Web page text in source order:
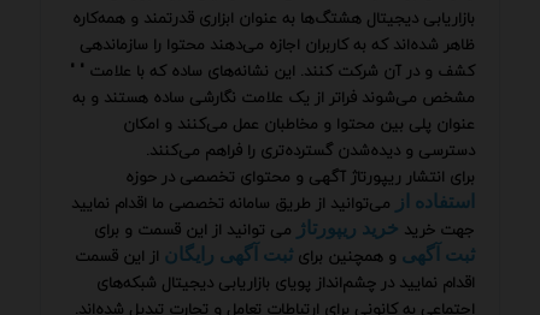
بازاریابی دیجیتال هشتگ‌ها به عنوان ابزاری قدرتمند و همه‌کاره
ظاهر شده‌اند که به کاربران اجازه می‌دهند محتوا را سازماندهی
کشف و در آن شرکت کنند. این نشانه‌های ساده که با علامت " "
مشخص می‌شوند فراتر از یک علامت نگارشی ساده هستند و به
عنوان پلی بین محتوا و مخاطبان عمل می‌کنند و امکان
دسترسی و دیده‌شدن گسترده‌تری را فراهم می‌کنند.
برای انتشار ریپورتاژ آگهی و محتوای تخصصی در حوزه
استفاده از می‌توانید از طریق سامانه تخصصی ما اقدام نمایید
جهت خرید خرید ریپورتاژ می توانید از این قسمت و برای
ثبت آگهی و همچنین برای ثبت آگهی رایگان از این قسمت
اقدام نمایید در چشم‌انداز پویای بازاریابی دیجیتال شبکه‌های
اجتماعی به کانونی برای ارتباطات تعامل و تجارت تبدیل شده‌اند.